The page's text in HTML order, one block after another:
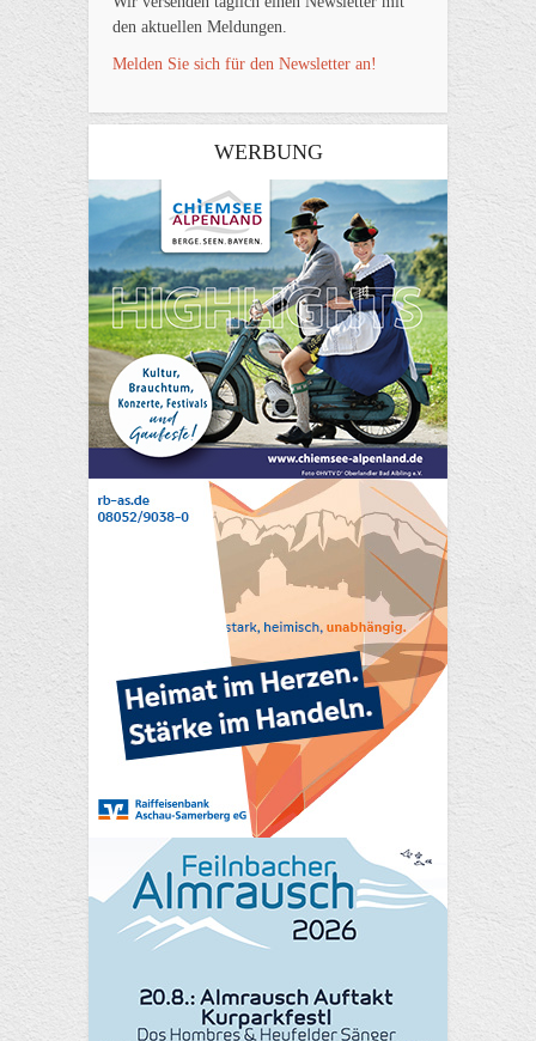
den aktuellen Meldungen.
Melden Sie sich für den Newsletter an!
WERBUNG